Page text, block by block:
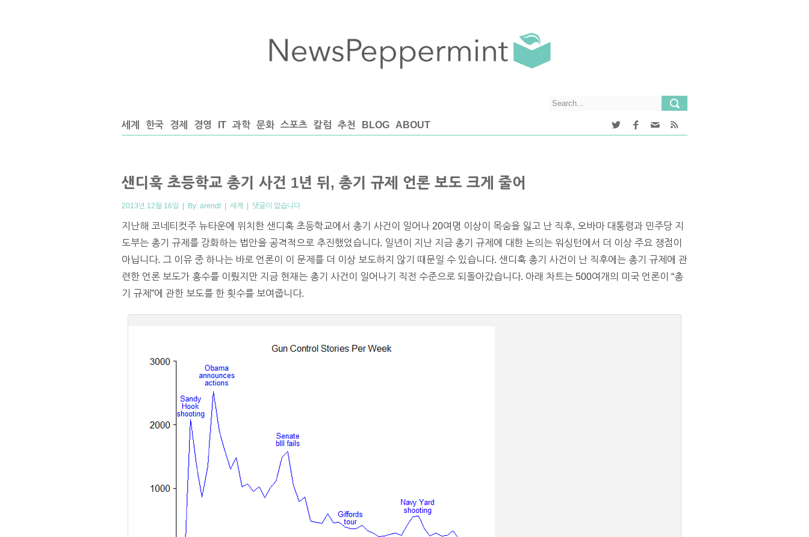
세계 한국 경제 경영 IT 과학 문화 스포츠 칼럼 추천 BLOG ABOUT
샌디훅 초등학교 총기 사건 1년 뒤, 총기 규제 언론 보도 크게 줄어
2013년 12월 16일 | By: arendt| 세계 | 댓글이 없습니다
지난해 코네티컷주 뉴타운에 위치한 샌디훅 초등학교에서 총기 사건이 일어나 20여명 이상이 목숨을 잃고 난 직후, 오바마 대통령과 민주당 지
도부는 총기 규제를 강화하는 법안을 공격적으로 추진했었습니다. 일년이 지난 지금 총기 규제에 대한 논의는 워싱턴에서 더 이상 주요 쟁점이
아닙니다. 그 이유 중 하나는 바로 언론이 이 문제를 더 이상 보도하지 않기 때문일 수 있습니다. 샌디훅 총기 사건이 난 직후에는 총기 규제에 관
련한 언론 보도가 홍수를 이뤘지만 지금 현재는 총기 사건이 일어나기 직전 수준으로 되돌아갔습니다. 아래 차트는 500여개의 미국 언론이 “총
기 규제”에 관한 보도를 한 횟수를 보여줍니다.